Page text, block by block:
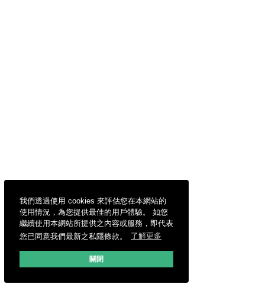
我們透過使用 cookies 來評估您在本網站的
使用情況，為您提供最佳的用戶體驗。 如您
繼續使用本網站所提供之內容或服務，即代表
您已同意我們最新之私隱條款。
了解更多
關閉